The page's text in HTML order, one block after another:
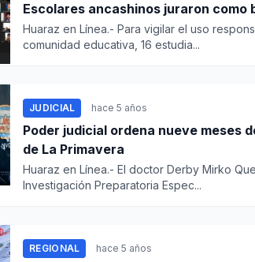
Escolares ancashinos juraron como
Huaraz en Línea.- Para vigilar el uso
comunidad educativa, 16 estudia...
JUDICIAL hace 5 años
Poder judicial ordena nueve meses
de La Primavera
Huaraz en Línea.- El doctor Derby Mirko
Investigación Preparatoria Espec...
REGIONAL hace 5 años